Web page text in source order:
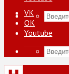
VK
ОК
Youtube